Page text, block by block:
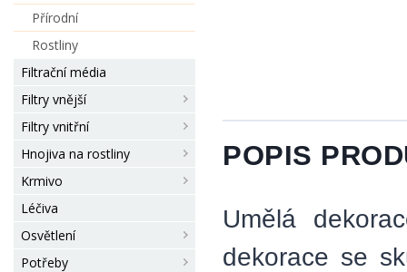
Přírodní
Rostliny
Filtrační média
Filtry vnější
Filtry vnitřní
Hnojiva na rostliny
Krmivo
Léčiva
Osvětlení
Potřeby
POPIS
Umělá
dekorace se